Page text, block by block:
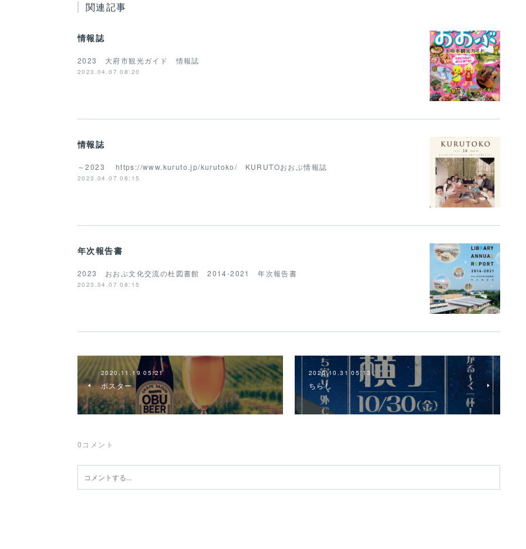
関連記事
情報誌
2023 大府市観光ガイド 情報誌
2023.04.07 08:20
情報誌
～2023 https://www.kuruto.jp/kurutoko/ KURUTOおおぶ情報誌
2023.04.07 08:15
年次報告書
2023 おおぶ文化交流の杜図書館 2014-2021 年次報告書
2023.04.07 08:15
2020.11.19 05:21
ポスター
2020.10.31 05:13
ちらし
0 コメント